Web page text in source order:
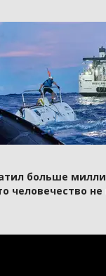
больше
человечество не